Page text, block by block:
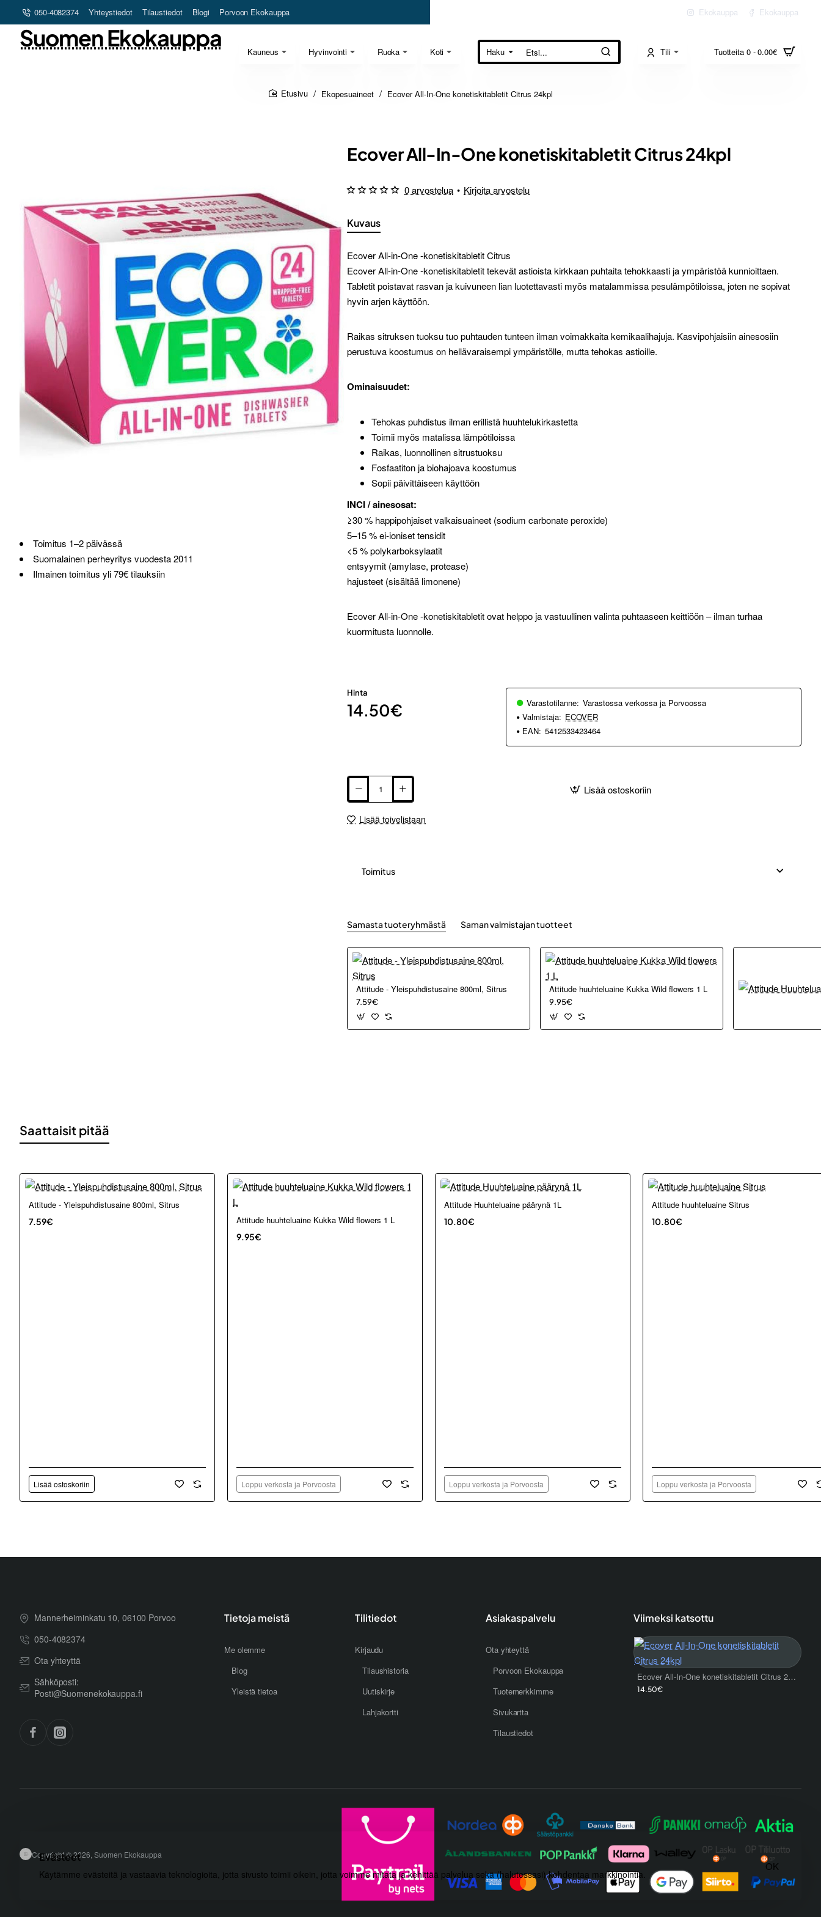
Evästeet
Käytämme evästeitä ja vastaavia teknologioita, jotta sivusto toimii oikein, jotta voimme mitata ja kehittää palvelua sekä (halutessasi) kohdentaa markkinointia.
OK
050-4082374 Yhteystiedot Tilaustiedot Blogi Porvoon Ekokauppa Ekokauppa Ekokauppa
Kauneus Hyvinvointi Ruoka Koti
Suomen Ekokauppa
Haku
Etsi... Tili Tuotteita 0 - 0.00€
Ekopesuaineet Ecover All-In-One konetiskitabletit Citrus 24kpl
Toimitus 1–2 päivässä
Suomalainen perheyritys vuodesta 2011
Ilmainen toimitus yli 79€ tilauksiin
Ecover All-In-One konetiskitabletit Citrus 24kpl
Kuvaus
Ecover All-in-One -konetiskitabletit Citrus
Ecover All-in-One -konetiskitabletit tekevät astioista kirkkaan puhtaita tehokkaasti ja ympäristöä kunnioittaen.
Tabletit poistavat rasvan ja kuivuneen lian luotettavasti myös matalammissa pesulämpötiloissa, joten ne sopivat
hyvin arjen käyttöön.
Raikas sitruksen tuoksu tuo puhtauden tunteen ilman voimakkaita kemikaalihajuja. Kasvipohjaisiin ainesosiin
perustuva koostumus on hellävaraisempi ympäristölle, mutta tehokas astioille.
Ominaisuudet:
Tehokas puhdistus ilman erillistä huuhtelukirkastetta
Toimii myös matalissa lämpötiloissa
Raikas, luonnollinen sitrustuoksu
Fosfaatiton ja biohajoava koostumus
Sopii päivittäiseen käyttöön
INCI / ainesosat:
≥30 % happipohjaiset valkaisuaineet (sodium carbonate peroxide)
5–15 % ei-ioniset tensidit
<5 % polykarboksylaatit
entsyymit (amylase, protease)
hajusteet (sisältää limonene)
Ecover All-in-One -konetiskitabletit ovat helppo ja vastuullinen valinta puhtaaseen keittiöön – ilman turhaa
kuormitusta luonnolle.
0 arvostelua • Kirjoita arvostelu
Hinta
14.50€ Varastotilanne: Varastossa verkossa ja Porvoossa
Valmistaja: ECOVER
EAN: 5412533423464
Lisää ostoskoriin
Lisää toivelistaan
Toimitus
Samasta tuoteryhmästä Saman valmistajan tuotteet
Attitude - Yleispuhdistusaine 800ml, Sitrus
7.59€
Attitude huuhteluaine Kukka Wild flowers 1 L
9.95€
Saattaisit pitää
Attitude - Yleispuhdistusaine 800ml, Sitrus
7.59€
Lisää ostoskoriin
Loppu verkosta ja Porvoosta
Attitude huuhteluaine Kukka Wild flowers 1 L
9.95€
Loppu verkosta ja Porvoosta
Loppu verkosta ja Porvoosta
Attitude Huuhteluaine päärynä 1L
10.80€
Loppu verkosta ja Porvoosta
Loppu verkosta ja Porvoosta
Attitude huuhteluaine Sitrus
10.80€
Loppu verkosta ja Porvoosta
Mannerheiminkatu 10, 06100 Porvoo
050-4082374
Ota yhteyttä
Sähköposti:
Posti@Suomenekokauppa.fi
Tietoja meistä
Me olemme
Blog
Yleistä tietoa
Tilitiedot
Kirjaudu
Tilaushistoria
Uutiskirje
Lahjakortti
Asiakaspalvelu
Ota yhteyttä
Porvoon Ekokauppa
Tuotemerkkimme
Sivukartta
Tilaustiedot
Viimeksi katsottu
Ecover All-In-One konetiskitabletit Citrus 24kpl
14.50€
Copyright © 2026, Suomen Ekokauppa